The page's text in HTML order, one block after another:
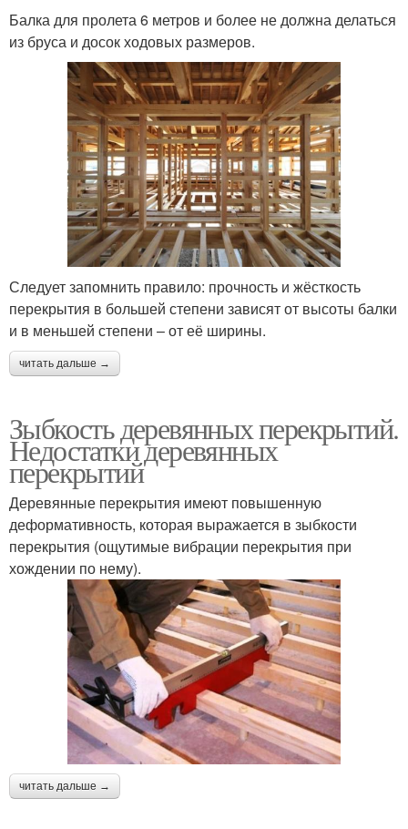
Балка для пролета 6 метров и более не должна делаться
из бруса и досок ходовых размеров.
Следует запомнить правило: прочность и жёсткость
перекрытия в большей степени зависят от высоты балки
и в меньшей степени – от её ширины.
читать дальше →
Зыбкость деревянных перекрытий.
Недостатки деревянных
перекрытий
Деревянные перекрытия имеют повышенную
деформативность, которая выражается в зыбкости
перекрытия (ощутимые вибрации перекрытия при
хождении по нему).
читать дальше →